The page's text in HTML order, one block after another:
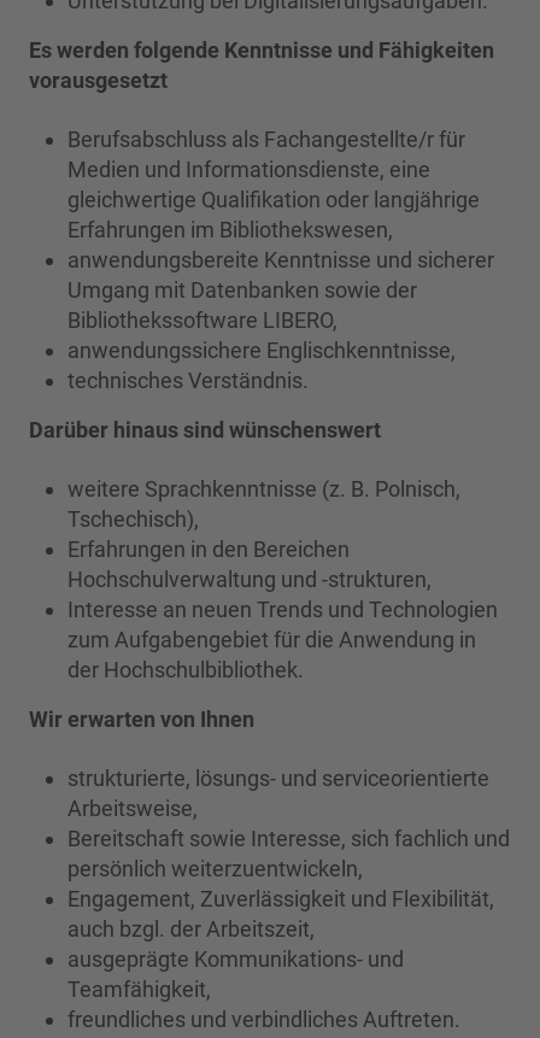
Es werden folgende Kenntnisse und Fähigkeiten
vorausgesetzt
Berufsabschluss als Fachangestellte/r für
Medien und Informationsdienste, eine
gleichwertige Qualifikation oder langjährige
Erfahrungen im Bibliothekswesen,
anwendungsbereite Kenntnisse und sicherer
Umgang mit Datenbanken sowie der
Bibliothekssoftware LIBERO,
anwendungssichere Englischkenntnisse,
technisches Verständnis.
Darüber hinaus sind wünschenswert
weitere Sprachkenntnisse (z. B. Polnisch,
Tschechisch),
Erfahrungen in den Bereichen
Hochschulverwaltung und -strukturen,
Interesse an neuen Trends und Technologien
zum Aufgabengebiet für die Anwendung in
der Hochschulbibliothek.
Wir erwarten von Ihnen
strukturierte, lösungs- und serviceorientierte
Arbeitsweise,
Bereitschaft sowie Interesse, sich fachlich und
persönlich weiterzuentwickeln,
Engagement, Zuverlässigkeit und Flexibilität,
auch bzgl. der Arbeitszeit,
ausgeprägte Kommunikations- und
Teamfähigkeit,
freundliches und verbindliches Auftreten.